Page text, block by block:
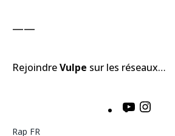
——
RejoindreVulpe sur les réseaux…
YouTube
Rap FR